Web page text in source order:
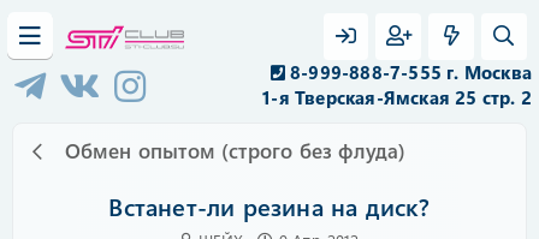
8-999-888-7-555 г. Москва
1-я Тверская-Ямская 25 стр. 2
Обмен опытом (строго без флуда)
Встанет-ли резина на диск?